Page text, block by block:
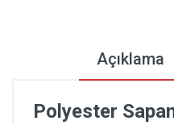
Açıklama
Polyester